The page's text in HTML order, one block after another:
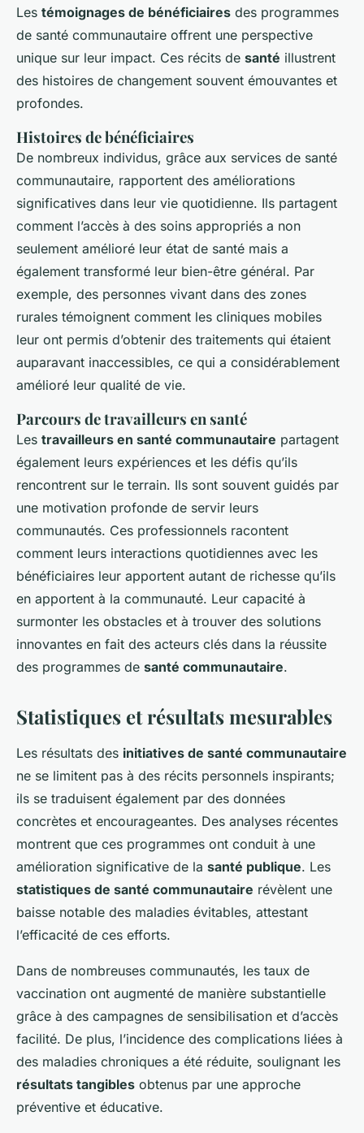
Les témoignages de bénéficiaires des programmes
de santé communautaire offrent une perspective
unique sur leur impact. Ces récits de santé illustrent
des histoires de changement souvent émouvantes et
profondes.
Histoires de bénéficiaires
De nombreux individus, grâce aux services de santé
communautaire, rapportent des améliorations
significatives dans leur vie quotidienne. Ils partagent
comment l’accès à des soins appropriés a non
seulement amélioré leur état de santé mais a
également transformé leur bien-être général. Par
exemple, des personnes vivant dans des zones
rurales témoignent comment les cliniques mobiles
leur ont permis d’obtenir des traitements qui étaient
auparavant inaccessibles, ce qui a considérablement
amélioré leur qualité de vie.
Parcours de travailleurs en santé
Les travailleurs en santé communautaire partagent
également leurs expériences et les défis qu’ils
rencontrent sur le terrain. Ils sont souvent guidés par
une motivation profonde de servir leurs
communautés. Ces professionnels racontent
comment leurs interactions quotidiennes avec les
bénéficiaires leur apportent autant de richesse qu’ils
en apportent à la communauté. Leur capacité à
surmonter les obstacles et à trouver des solutions
innovantes en fait des acteurs clés dans la réussite
des programmes de santé communautaire.
Statistiques et résultats mesurables
Les résultats des initiatives de santé communautaire
ne se limitent pas à des récits personnels inspirants;
ils se traduisent également par des données
concrètes et encourageantes. Des analyses récentes
montrent que ces programmes ont conduit à une
amélioration significative de la santé publique. Les
statistiques de santé communautaire révèlent une
baisse notable des maladies évitables, attestant
l’efficacité de ces efforts.
Dans de nombreuses communautés, les taux de
vaccination ont augmenté de manière substantielle
grâce à des campagnes de sensibilisation et d’accès
facilité. De plus, l’incidence des complications liées à
des maladies chroniques a été réduite, soulignant les
résultats tangibles obtenus par une approche
préventive et éducative.